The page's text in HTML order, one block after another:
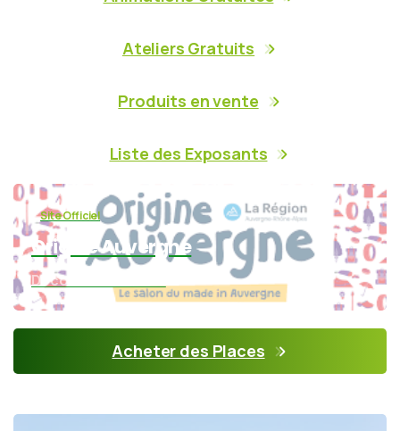
Ateliers Gratuits
Produits en vente
Liste des Exposants
Site Officiel
Origine Auvergne
Découvrir le Salon :
Acheter des Places